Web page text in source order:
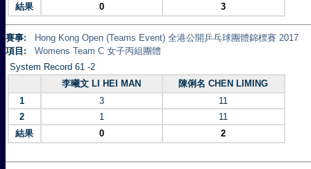
結果
0 3
賽事:
Hong Kong Open (Teams Event) 全港公開乒乓球團體錦標賽 2017
項目:
Womens Team C 女子丙組團體
System Record 61 -2
李曦文 LI HEI MAN
陳俐名 CHEN LIMING
1
3
11
2
1
11
結果
0 2